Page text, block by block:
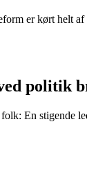
er kørt helt
politik
En stigende